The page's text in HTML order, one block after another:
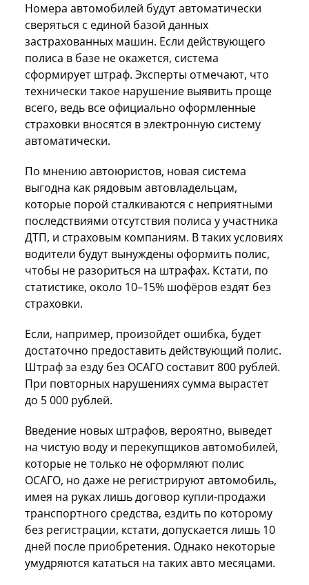
Номера автомобилей будут автоматически
сверяться с единой базой данных
застрахованных машин. Если действующего
полиса в базе не окажется, система
сформирует штраф. Эксперты отмечают, что
технически такое нарушение выявить проще
всего, ведь все официально оформленные
страховки вносятся в электронную систему
автоматически.
По мнению автоюристов, новая система
выгодна как рядовым автовладельцам,
которые порой сталкиваются с неприятными
последствиями отсутствия полиса у участника
ДТП, и страховым компаниям. В таких условиях
водители будут вынуждены оформить полис,
чтобы не разориться на штрафах. Кстати, по
статистике, около 10–15% шофёров ездят без
страховки.
Если, например, произойдет ошибка, будет
достаточно предоставить действующий полис.
Штраф за езду без ОСАГО составит 800 рублей.
При повторных нарушениях сумма вырастет
до 5 000 рублей.
Введение новых штрафов, вероятно, выведет
на чистую воду и перекупщиков автомобилей,
которые не только не оформляют полис
ОСАГО, но даже не регистрируют автомобиль,
имея на руках лишь договор купли-продажи
транспортного средства, ездить по которому
без регистрации, кстати, допускается лишь 10
дней после приобретения. Однако некоторые
умудряются кататься на таких авто месяцами.